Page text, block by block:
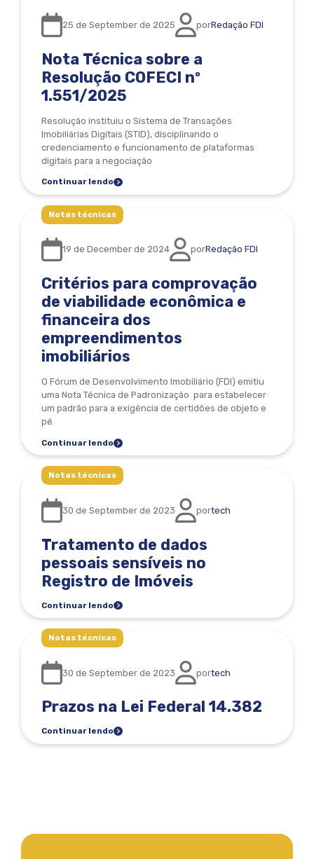
25 de September de 2025 porRedação FDI
Nota Técnica sobre a
Resolução COFECI nº
1.551/2025
Resolução instituiu o Sistema de Transações
Imobiliárias Digitais (STID), disciplinando o
credenciamento e funcionamento de plataformas
digitais para a negociação
Continuar lendo
Notas técnicas
19 de December de 2024 porRedação FDI
Critérios para comprovação
de viabilidade econômica e
financeira dos
empreendimentos
imobiliários
O Fórum de Desenvolvimento Imobiliário (FDI) emitiu
uma Nota Técnica de Padronização para estabelecer
um padrão para a exigência de certidões de objeto e
pé
Continuar lendo
Notas técnicas
30 de September de 2023 portech
Tratamento de dados
pessoais sensíveis no
Registro de Imóveis
Continuar lendo
Notas técnicas
30 de September de 2023 portech
Prazos na Lei Federal 14.382
Continuar lendo